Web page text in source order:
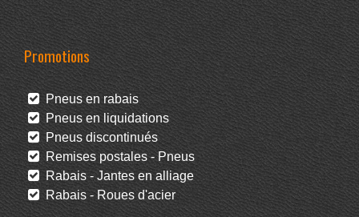
Promotions
Pneus en rabais
Pneus en liquidations
Pneus discontinués
Remises postales - Pneus
Rabais - Jantes en alliage
Rabais - Roues d'acier